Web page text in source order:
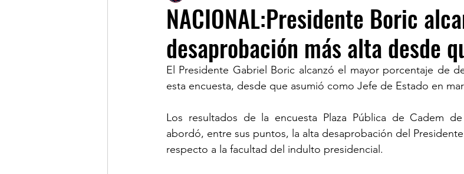
NACIONAL:Presidente Boric
desaprobación más alta desde
El Presidente Gabriel Boric alcanzó el mayor porcentaje de
esta encuesta, desde que asumió como Jefe de Estado en
Los resultados de la encuesta Plaza Pública de Cadem
abordó, entre sus puntos, la alta desaprobación del
respecto a la facultad del indulto presidencial.